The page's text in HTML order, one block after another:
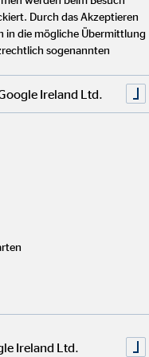
ein starkes Zeichen für
und Nachhaltigkeit.
Finanzvertrieb
das
Kai
Durch das Akzeptieren
in die mögliche Übermittlung
sogenannten
Ireland Ltd.
Ireland Ltd.